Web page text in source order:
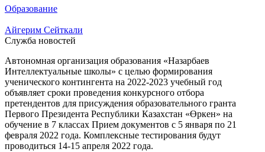
Образование
Айгерим Сейткали
Служба новостей
Автономная организация образования «Назарбаев
Интеллектуальные школы» с целью формирования
ученического контингента на 2022-2023 учебный год
объявляет сроки проведения конкурсного отбора
претендентов для присуждения образовательного гранта
Первого Президента Республики Казахстан «Өркен» на
обучение в 7 классах Прием документов с 5 января по 21
февраля 2022 года. Комплексные тестирования будут
проводиться 14-15 апреля 2022 года.